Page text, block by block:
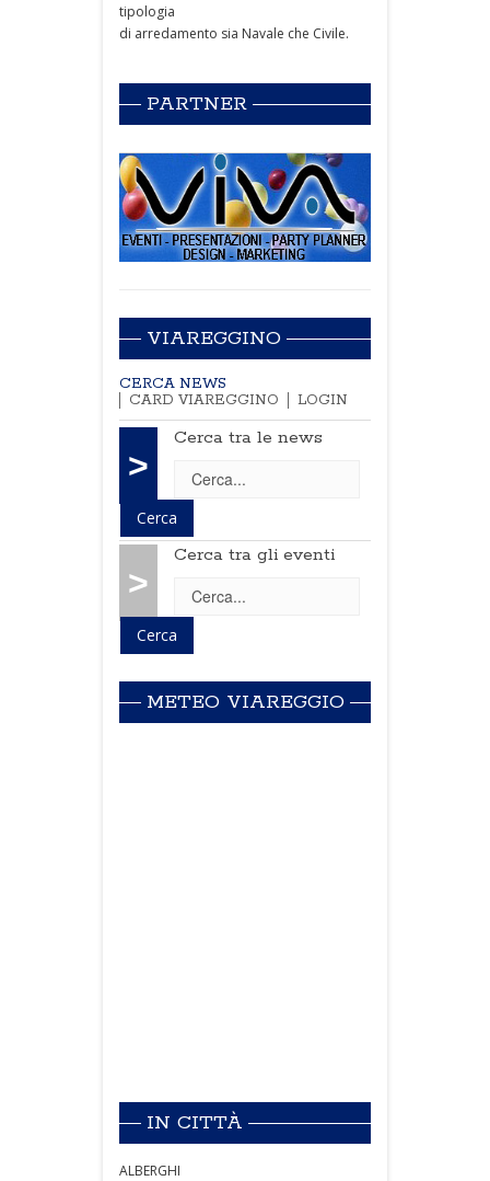
tipologia
di arredamento sia Navale che Civile.
PARTNER
VIAREGGINO
CERCA NEWS
CARD VIAREGGINO
LOGIN
>
Cerca tra le news
>
Cerca tra gli eventi
METEO VIAREGGIO
IN CITTÀ
ALBERGHI